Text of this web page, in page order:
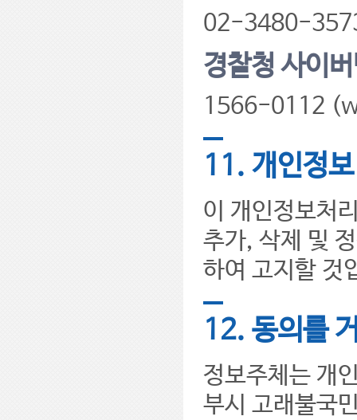
02-3480-
경찰청 사이
1566-0112
11. 개인정
이 개인정보처
추가, 삭제 및
하여 고지할 것
12. 동의를
정보주체는 개
부시 고래불국